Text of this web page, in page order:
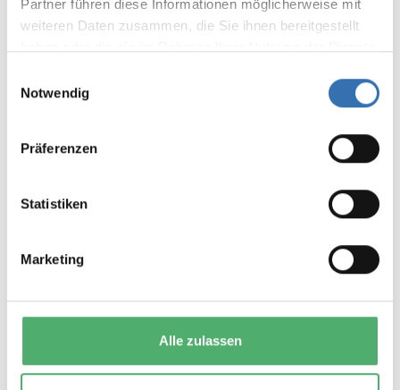
Partner führen diese Informationen möglicherweise mit
weiteren Daten zusammen, die Sie ihnen bereitgestellt
Notwendig
Präferenzen
Statistiken
Marketing
Alle zulassen
Keine Bewertungen gefunden. Teilen Sie Ihre
Erfahrungen mit anderen.